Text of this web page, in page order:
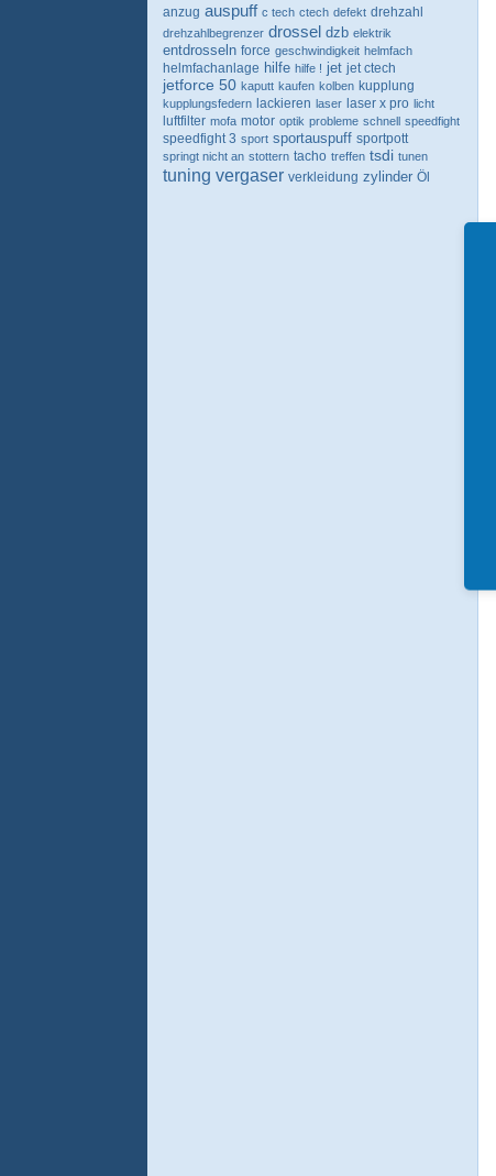
anzug auspuff c tech ctech defekt drehzahl
drehzahlbegrenzer drossel dzb elektrik
entdrosseln force geschwindigkeit helmfach
helmfachanlage hilfe hilfe ! jet jet ctech
jetforce 50 kaputt kaufen kolben kupplung
kupplungsfedern lackieren laser laser x pro licht
luftfilter mofa motor optik probleme schnell speedfight
speedfight 3 sport sportauspuff sportpott
springt nicht an stottern tacho treffen tsdi tunen
tuning vergaser verkleidung zylinder Öl